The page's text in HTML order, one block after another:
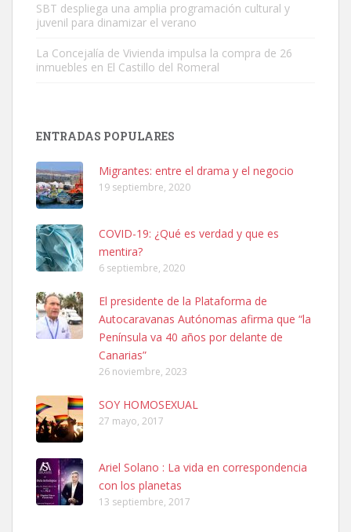
Leales.org » Gran Canaria
Ninfa perdida
El día 5 se los perdió una ninfa papillera, asustada tiene miedo a la
calle, se perdió por la zon...
Leales.org » Gran Canaria
6.7.2025
Adopcion
Busco casa de acogida para mi perrita ya que por temas de trabajo
no la puedo tener. Solo gente r...
SBT despliega una amplia programación cultural y
juvenil para dinamizar el verano
La Concejalía de Vivienda impulsa la compra de 26
inmuebles en El Castillo del Romeral
ENTRADAS POPULARES
Migrantes: entre el drama y el negocio
19 septiembre, 2020
COVID-19: ¿Qué es verdad y que es
mentira?
6 septiembre, 2020
El presidente de la Plataforma de
Autocaravanas Autónomas afirma que “la
Península va 40 años por delante de
Canarias”
26 noviembre, 2023
SOY HOMOSEXUAL
27 mayo, 2017
Ariel Solano : La vida en correspondencia
con los planetas
13 septiembre, 2017